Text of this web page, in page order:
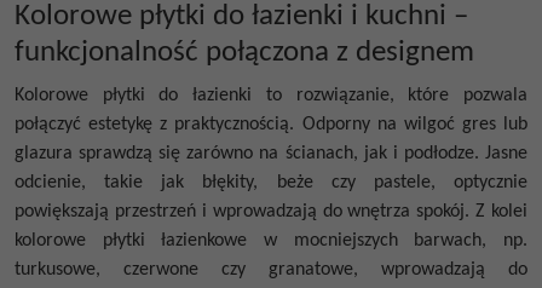
Kolorowe płytki do łazienki i kuchni –
funkcjonalność połączona z designem
Kolorowe płytki do łazienki to rozwiązanie, które pozwala
połączyć estetykę z praktycznością. Odporny na wilgoć gres lub
glazura sprawdzą się zarówno na ścianach, jak i podłodze. Jasne
odcienie, takie jak błękity, beże czy pastele, optycznie
powiększają przestrzeń i wprowadzają do wnętrza spokój. Z kolei
kolorowe płytki łazienkowe w mocniejszych barwach, np.
turkusowe, czerwone czy granatowe, wprowadzają do